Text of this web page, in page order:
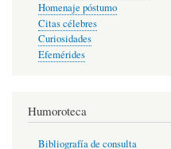
Homenaje póstumo
Citas célebres
Curiosidades
Efemérides
Humoroteca
Bibliografía de consulta